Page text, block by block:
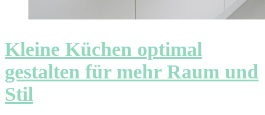
Kleine Küchen optimal
gestalten für mehr Raum und
Stil